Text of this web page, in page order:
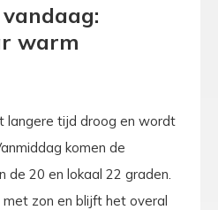
warm
langere tijd droog en wordt
komen de
20 en lokaal 22 graden.
zon en blijft het overal